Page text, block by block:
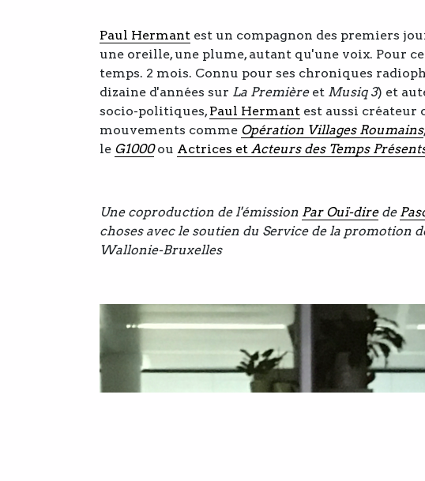
Paul Hermant est un compagnon des premiers
une oreille, une plume, autant qu'une voix. Pour
temps. 2 mois. Connu pour ses chroniques
dizaine d'années sur La Premièreet Musiq 3) et
socio-politiques,Paul Hermant est aussi créateur
mouvements comme Opération Villages Roumains
le G1000 ou Actrices et Acteurs des Temps
Une coproduction de l'émission Par Ouï-direde
choses avec le soutien du Service de la promotion
Wallonie-Bruxelles